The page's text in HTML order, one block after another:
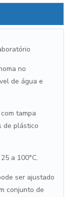
no
de água e
tampa
de plástico
a 100°C.
ser ajustado
conjunto de